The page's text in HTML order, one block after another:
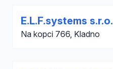
E.L.F.systems s.r.o.
Na kopci 766, Kladno